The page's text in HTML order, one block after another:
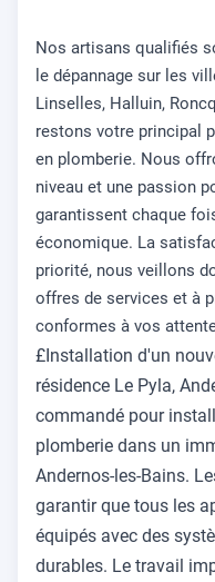
Nos artisans qualifiés
le dépannage sur les
Linselles, Halluin,
restons votre principal
en plomberie. Nous
niveau et une passion
garantissent chaque
économique. La
priorité, nous veillons
offres de services et à
conformes à vos
£Installation d'un
résidence Le Pyla,
commandé pour
plomberie dans un
Andernos-les-Bains.
garantir que tous les
équipés avec des
durables. Le travail